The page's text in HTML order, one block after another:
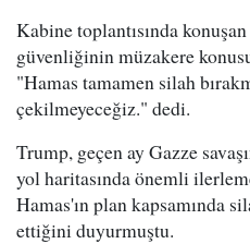
Kabine toplantısında
güvenliğinin müzakere
"Hamas tamamen silah
çekilmeyeceğiz." dedi.
Trump, geçen ay Gazze
yol haritasında önemli
Hamas'ın plan kapsamında
ettiğini duyurmuştu.